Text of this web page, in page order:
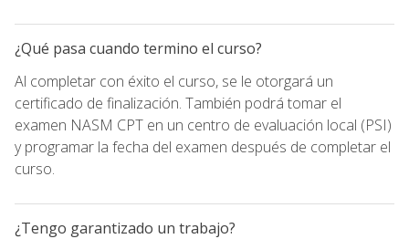
¿Qué pasa cuando termino el curso?
Al completar con éxito el curso, se le otorgará un
certificado de finalización. También podrá tomar el
examen NASM CPT en un centro de evaluación local (PSI)
y programar la fecha del examen después de completar el
curso.
¿Tengo garantizado un trabajo?